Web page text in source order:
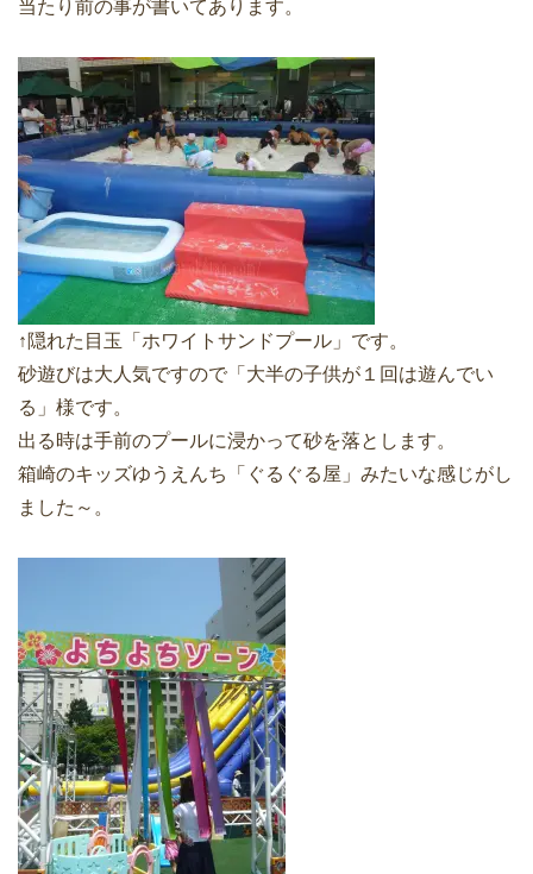
当たり前の事が書いてあります。
↑隠れた目玉「ホワイトサンドプール」です。
砂遊びは大人気ですので「大半の子供が１回は遊んでい
る」様です。
出る時は手前のプールに浸かって砂を落とします。
箱崎のキッズゆうえんち「ぐるぐる屋」みたいな感じがし
ました～。